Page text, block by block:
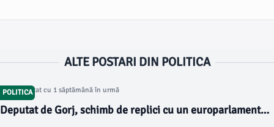
ALTE POSTARI DIN POLITICA
POLITICA
Articol postat cu 1 săptămână în urmă
Deputat de Gorj, schimb de replici cu un europarlamentar.